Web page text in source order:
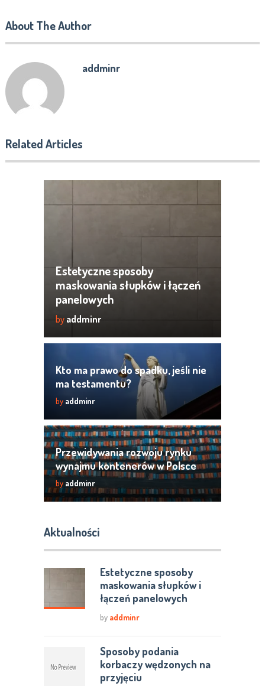
About The Author
addminr
Related Articles
Estetyczne sposoby
maskowania słupków i łączeń
panelowych
by addminr
Kto ma prawo do spadku, jeśli nie
ma testamentu?
by addminr
Przewidywania rozwoju rynku
wynajmu kontenerów w Polsce
by addminr
Aktualności
Estetyczne sposoby
maskowania słupków i
łączeń panelowych
by addminr
Sposoby podania
korbaczy wędzonych na
przyjęciu